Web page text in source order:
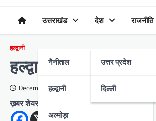
उत्तराखंड
नैनीताल
हल्द्वानी
अल्मोड़ा
देश
उत्तर प्रदेश
दिल्ली
राजनीति
हल्द्वानी
हल्द्वानी में परशुराम
December 19, 2023
ख़बर शेयर करें